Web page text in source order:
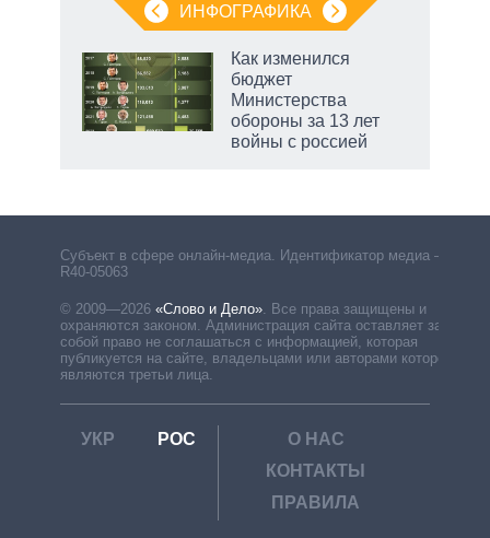
ИНФОГРАФИКА
Как изменился
бюджет
Министерства
обороны за 13 лет
войны с россией
Субъект в сфере онлайн-медиа. Идентификатор медиа –
R40-05063
© 2009—2026 «Слово и Дело» Все права защищены и
охраняются законом. Администрация сайта оставляет за
собой право не соглашаться с информацией, которая
публикуется на сайте, владельцами или авторами которой
являются третьи лица.
УКР РОС
О НАС
КОНТАКТЫ
ПРАВИЛА